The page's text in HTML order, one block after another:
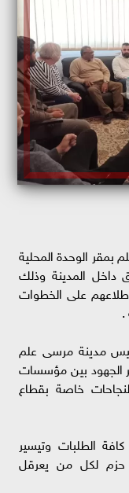
بمقر الوحدة المحلية
داخل المدينة وذلك
على الخطوات
.
مدينة مرسى علم
الجهود بين مؤسسات
خاصة بقطاع
الطلبات وتيسير
حزم لكل من يعرقل